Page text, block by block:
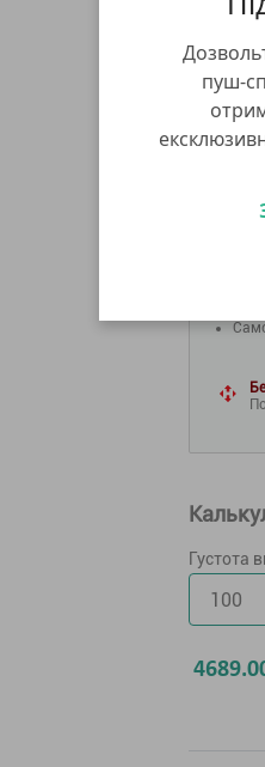
пуш-
4
4 689.00
Густота